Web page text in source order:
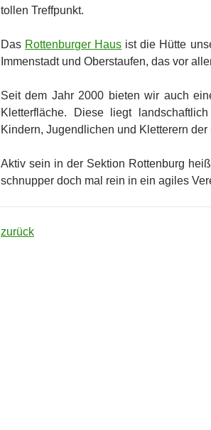
tollen Treffpunkt.
Das Rottenburger Haus ist die Hütte
Immenstadt und Oberstaufen, das vor
Seit dem Jahr 2000 bieten wir auch
Kletterfläche. Diese liegt
Kindern, Jugendlichen und Kletterern
Aktiv sein in der Sektion Rottenburg
schnupper doch mal rein in ein agiles
zurück